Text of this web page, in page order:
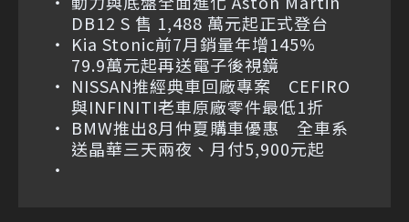
DB12 S 售 1,488 萬元起正式登台
Kia Stonic前7月銷量年增145%
79.9萬元起再送電子後視鏡
NISSAN推經典車回廠專案 CEFIRO
與INFINITI老車原廠零件最低1折
BMW推出8月仲夏購車優惠 全車系
送晶華三天兩夜、月付5,900元起